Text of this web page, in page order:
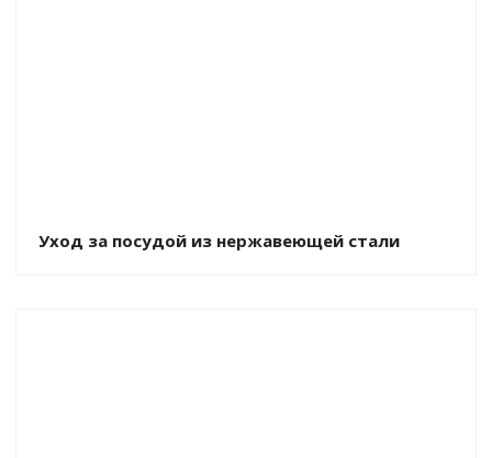
Уход за посудой из нержавеющей стали